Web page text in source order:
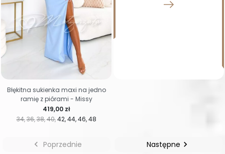
34 36 38 40 42 44 46 48
Cena
419,00 zł
Błękitna sukienka maxi na jedno
ramię z piórami - Missy
 Poprzednie Następne 